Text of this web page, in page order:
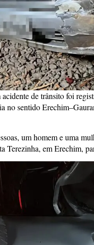
de trânsito foi
no sentido
um homem e uma
Terezinha, em Erechim,